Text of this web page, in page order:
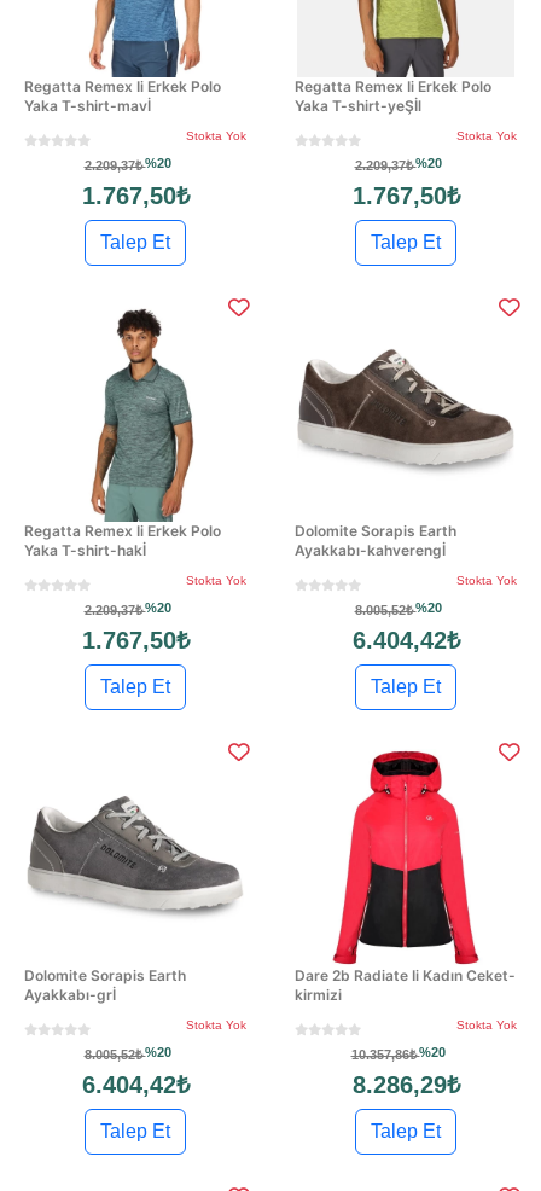
Regatta Remex Ii Erkek Polo
Yaka T-shirt-mavİ
Stokta Yok
2.209,37₺%20
1.767,50₺
Talep Et
Regatta Remex Ii Erkek Polo
Yaka T-shirt-yeŞİl
Stokta Yok
2.209,37₺%20
1.767,50₺
Talep Et
Regatta Remex Ii Erkek Polo
Yaka T-shirt-hakİ
Stokta Yok
2.209,37₺%20
1.767,50₺
Talep Et
Dolomite Sorapis Earth
Ayakkabı-kahverengİ
Stokta Yok
8.005,52₺%20
6.404,42₺
Talep Et
Dolomite Sorapis Earth
Ayakkabı-grİ
Stokta Yok
8.005,52₺%20
6.404,42₺
Talep Et
Dare 2b Radiate Ii Kadın Ceket-
kirmizi
Stokta Yok
10.357,86₺%20
8.286,29₺
Talep Et